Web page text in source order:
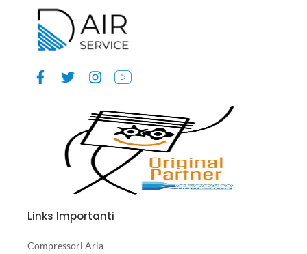
Links Importanti
Compressori Aria